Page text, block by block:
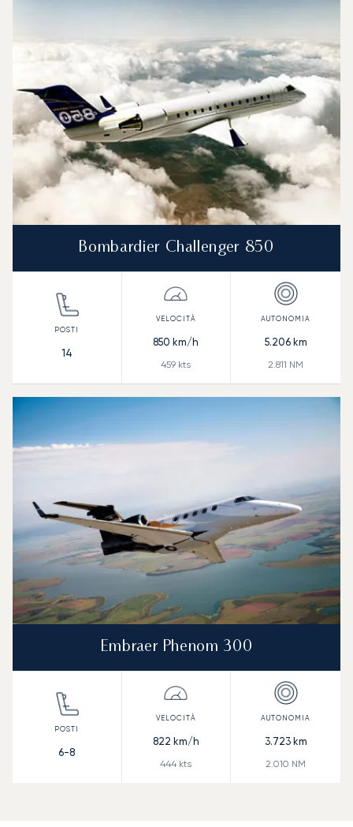
Bombardier Challenger 850
14
850 km/h
459 kts
5.206km
2.811 NM
Embraer Phenom 300
6-8
822 km/h
444 kts
3.723km
2.010 NM